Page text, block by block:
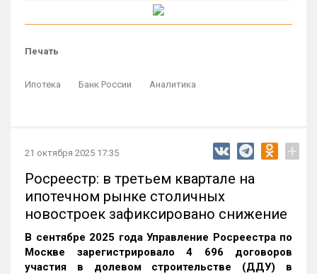
Печать
Ипотека Банк России Аналитика
21 октября 2025 17:35 +
Росреестр: в третьем квартале на
ипотечном рынке столичных
новостроек зафиксировано снижение
В сентябре 2025 года Управление Росреестра по
Москве зарегистрировало 4 696 договоров
участия в долевом строительстве (ДДУ) в